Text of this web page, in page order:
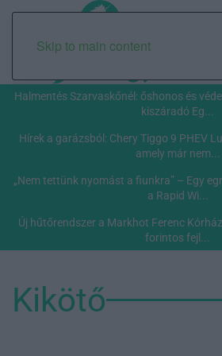
Skip to main content
Halmentés Szarvaskőnél: őshonos és
kiszáradó Eg...
Hírek a garázsból: Chery Tiggo 9 PHEV
amely már nem...
„Nem tettünk nyomást a fiunkra” – Egy
a Rapid Wi...
Új hűtőrendszer a Markhot Ferenc
forintos fejl...
Kikötő